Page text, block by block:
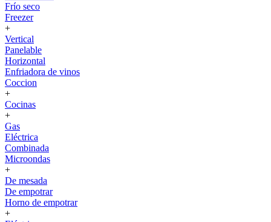
Frío seco
Freezer
+
Vertical
Panelable
Horizontal
Enfriadora de vinos
Coccion
+
Cocinas
+
Gas
Eléctrica
Combinada
Microondas
+
De mesada
De empotrar
Horno de empotrar
+